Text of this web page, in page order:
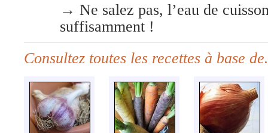
→ Ne salez pas, l’eau de
suffisamment !
Consultez toutes les recettes à base